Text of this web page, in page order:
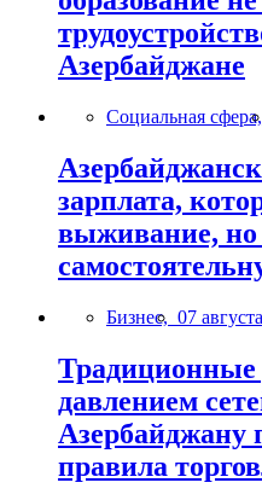
Азербайджане
Социальная сфера,
зарплата,
выживание, но
Бизнес, 07
давлением
Азербайджану
правила